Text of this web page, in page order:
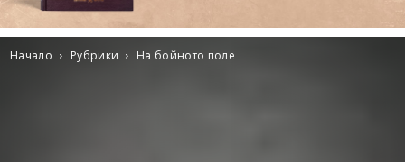
Начало Рубрики На бойното поле